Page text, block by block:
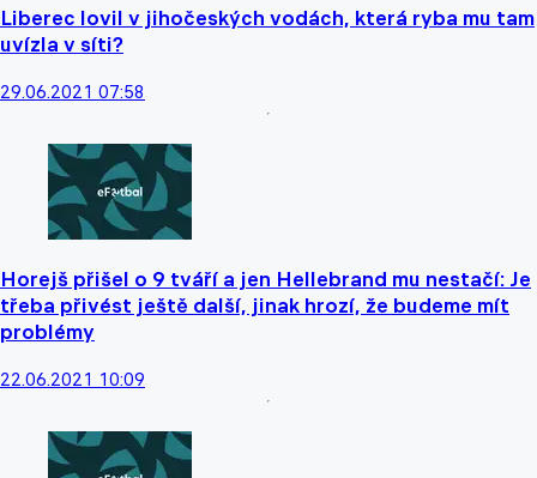
Liberec lovil v jihočeských vodách, která ryba mu tam
uvízla v síti?
29.06.2021 07:58
Horejš přišel o 9 tváří a jen Hellebrand mu nestačí: Je
třeba přivést ještě další, jinak hrozí, že budeme mít
problémy
22.06.2021 10:09